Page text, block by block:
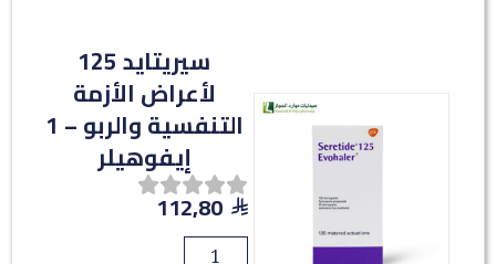
سيريتايد 125
لأعراض الأزمة
التنفسية والربو – 1
إيفوهيلر
112,80